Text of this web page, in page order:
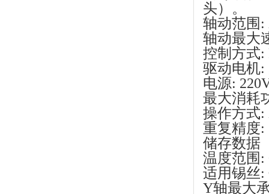
头）。
轴动范围 :
轴动最大
控制方式:
驱动电机:
电源:
最大消耗
操作方式:
重复精度:
储存数据
温度范围 :
适用锡丝:
Y轴最大